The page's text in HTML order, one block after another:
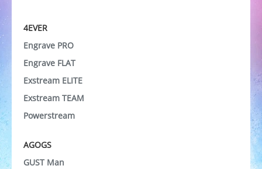
4EVER
Engrave PRO
Engrave FLAT
Exstream ELITE
Exstream TEAM
Powerstream
AGOGS
GUST Man